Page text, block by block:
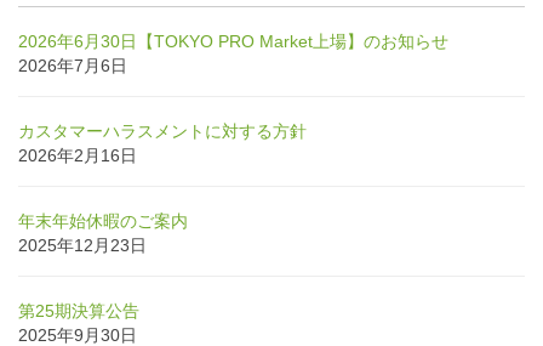
2026年6月30日【TOKYO PRO Market上場】のお知らせ
2026年7月6日
カスタマーハラスメントに対する方針
2026年2月16日
年末年始休暇のご案内
2025年12月23日
第25期決算公告
2025年9月30日